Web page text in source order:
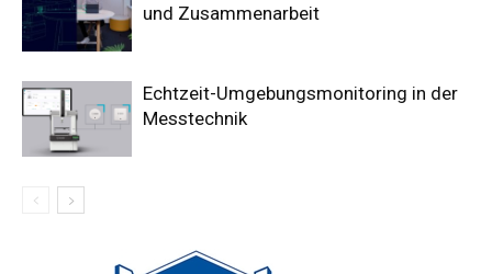
und Zusammenarbeit
Echtzeit-Umgebungsmonitoring in der
Messtechnik